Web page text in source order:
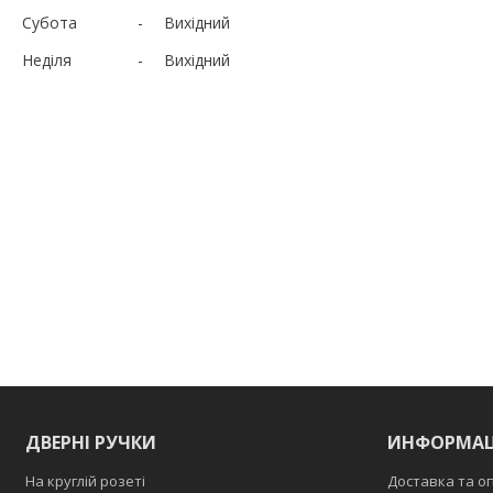
Субота
Вихідний
Неділя
Вихідний
ДВЕРНІ РУЧКИ
На круглій розеті Доставка та